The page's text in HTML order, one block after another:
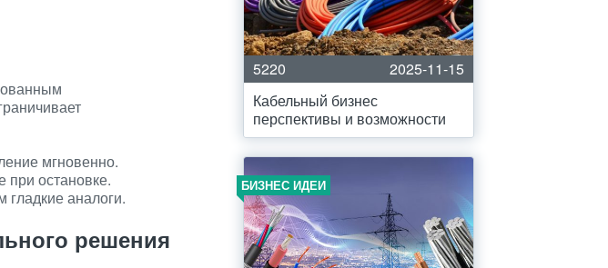
мгновенно.
остановке.
гладкие аналоги.
решения
5220
2025-11-15
Кабельный бизнес
перспективы и возможности
БИЗНЕС ИДЕИ